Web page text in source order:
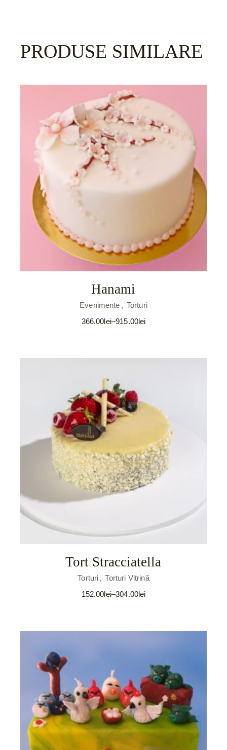
PRODUSE SIMILARE
Hanami
Evenimente
Torturi
366.00lei–915.00lei
Tort Stracciatella
Torturi
Torturi Vitrină
152.00lei–304.00lei